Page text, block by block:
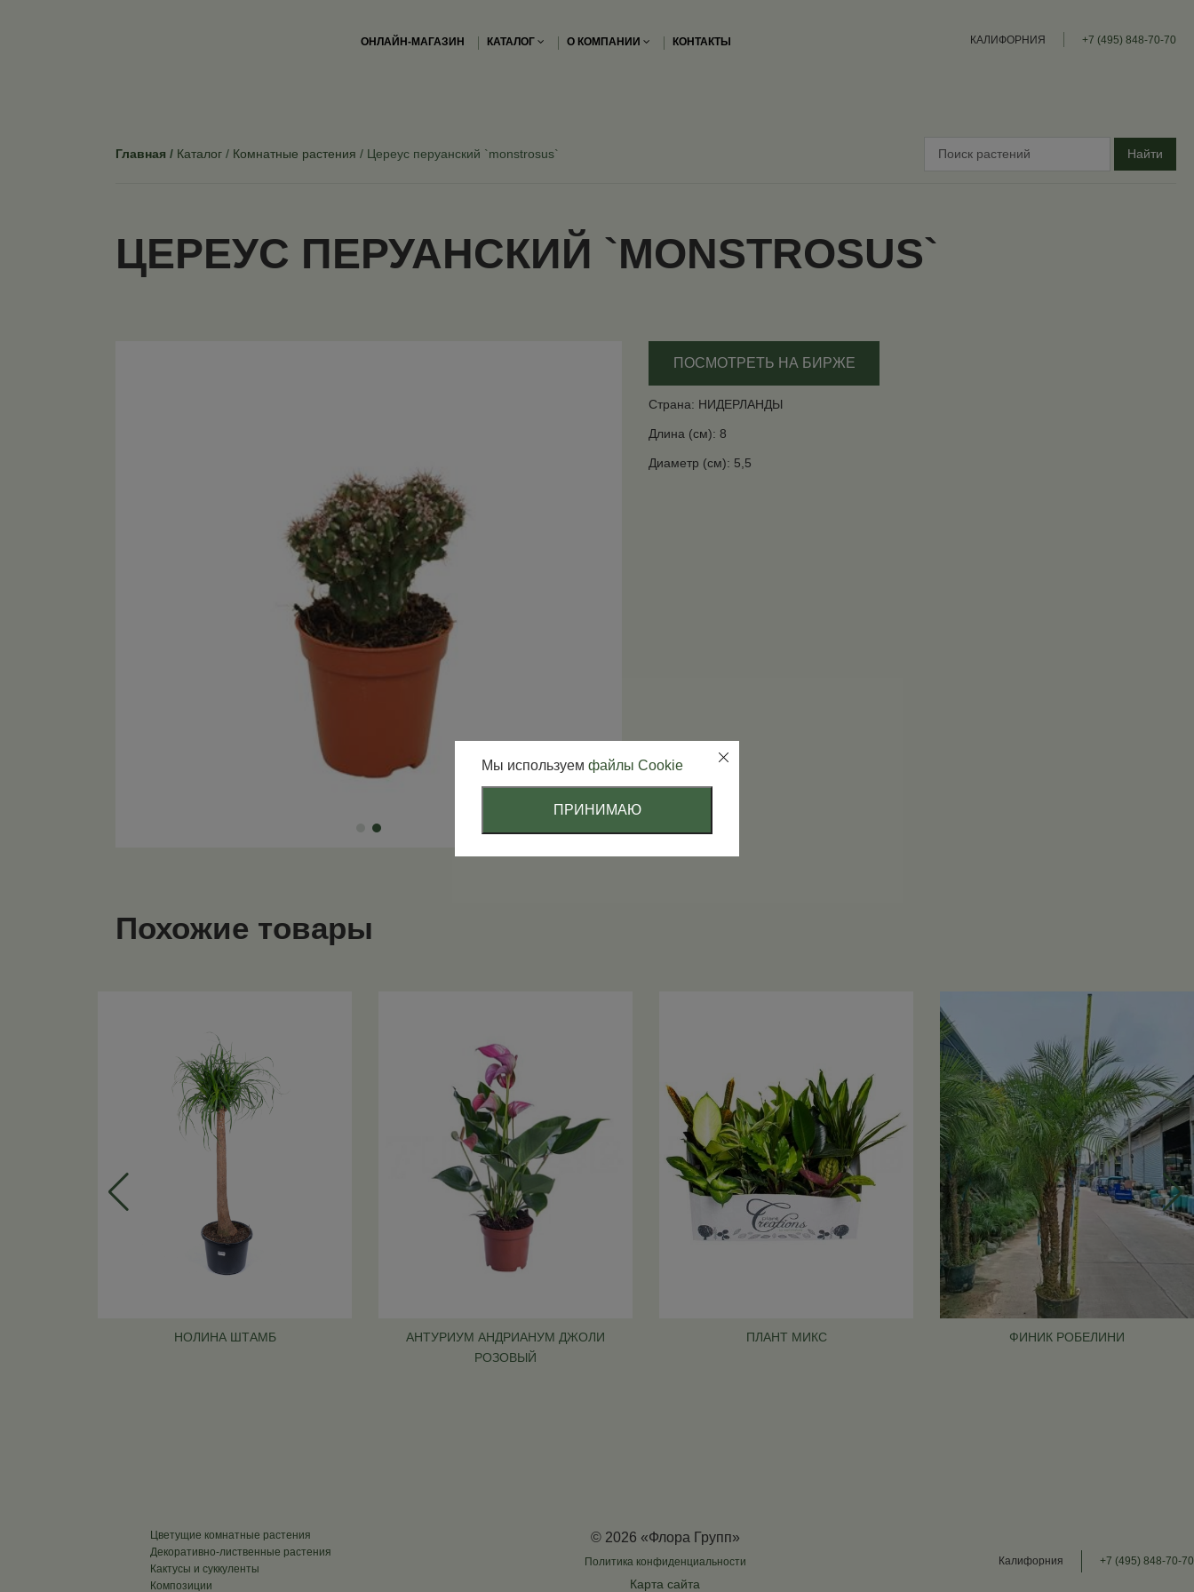
ОНЛАЙН-МАГАЗИН КАТАЛОГ О КОМПАНИИ КОНТАКТЫ КАЛИФОРНИЯ +7 (495) 848-70-70
Главная Каталог Комнатные растения Цереус перуанский `monstrosus` Найти
ЦЕРЕУС ПЕРУАНСКИЙ `MONSTROSUS`
ПОСМОТРЕТЬ НА БИРЖЕ
Страна: НИДЕРЛАНДЫ
Длина (см): 8
Диаметр (см): 5,5
Похожие товары
НОЛИНА ШТАМБ
АНТУРИУМ АНДРИАНУМ ДЖОЛИ
РОЗОВЫЙ
ПЛАНТ МИКС ФИНИК РОБЕЛИНИ
Цветущие комнатные растения
Декоративно-лиственные растения
Кактусы и суккуленты
Композиции
© 2026 «Флора Групп»
Политика конфиденциальности
Карта сайта
Калифорния +7 (495) 848-70-70
Мы используем файлы Cookie
ПРИНИМАЮ